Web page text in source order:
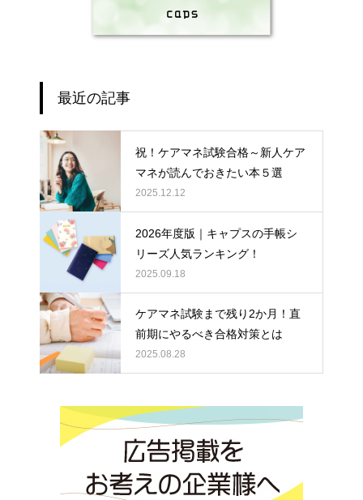
最近の記事
祝！ケアマネ試験合格～新人ケア
マネが読んでおきたい本５選
2025.12.12
2026年度版｜キャプスの手帳シ
リーズ人気ランキング！
2025.09.18
ケアマネ試験まで残り2か月！直
前期にやるべき合格対策とは
2025.08.28